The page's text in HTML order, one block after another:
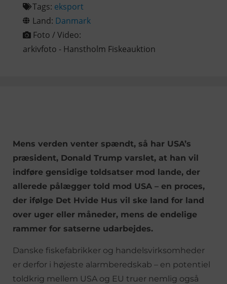
Tags: eksport
Land: Danmark
Foto / Video:
arkivfoto - Hanstholm Fiskeauktion
Mens verden venter spændt, så har USA’s
præsident, Donald Trump varslet, at han vil
indføre gensidige toldsatser mod lande, der
allerede pålægger told mod USA – en proces,
der ifølge Det Hvide Hus vil ske land for land
over uger eller måneder, mens de endelige
rammer for satserne udarbejdes.
Danske fiskefabrikker og handelsvirksomheder
er derfor i højeste alarmberedskab – en potentiel
toldkrig mellem USA og EU truer nemlig også